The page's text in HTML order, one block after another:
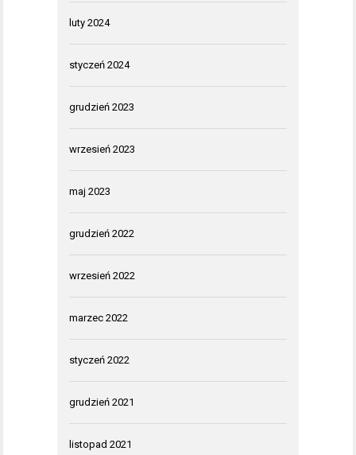
luty 2024
styczeń 2024
grudzień 2023
wrzesień 2023
maj 2023
grudzień 2022
wrzesień 2022
marzec 2022
styczeń 2022
grudzień 2021
listopad 2021